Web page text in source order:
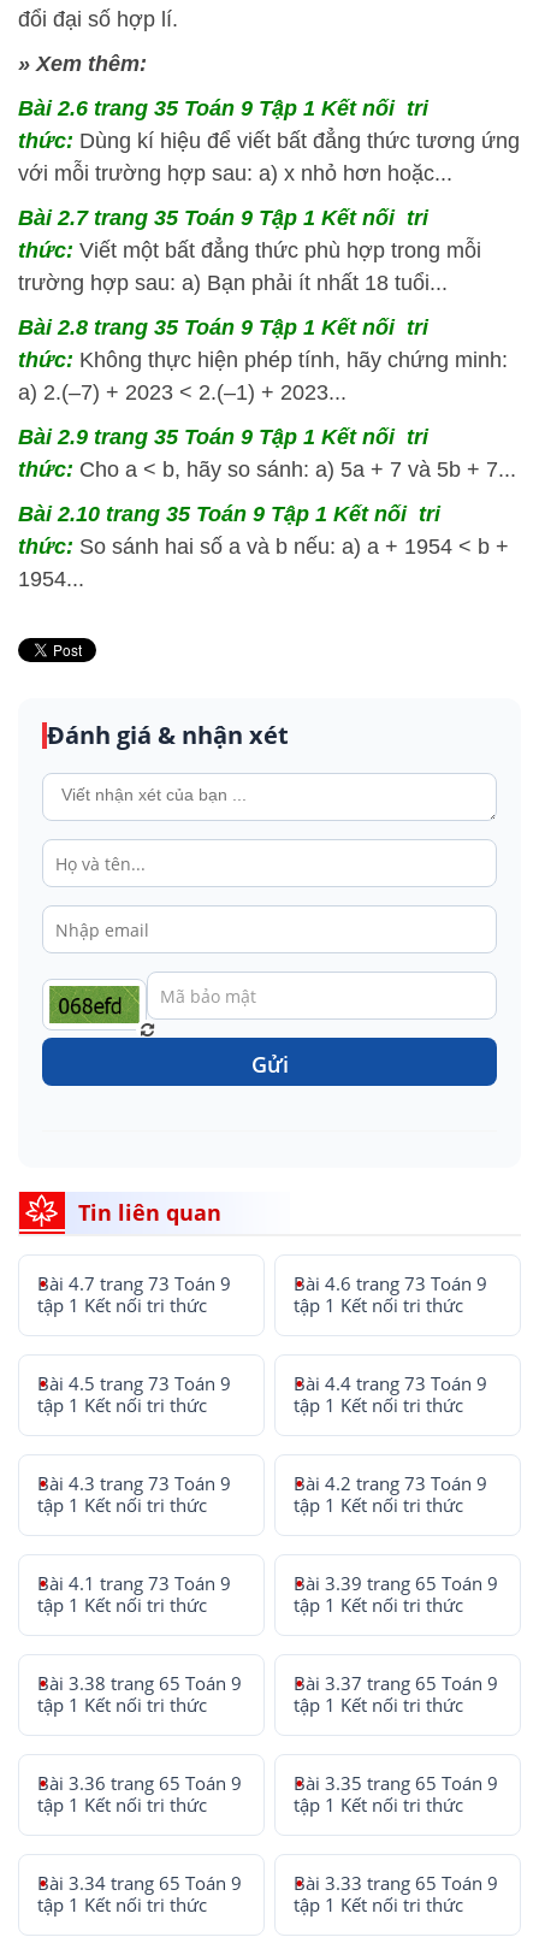
đổi đại số hợp lí.
» Xem thêm:
Bài 2.6 trang 35 Toán 9 Tập 1 Kết nối tri
thức: Dùng kí hiệu để viết bất đẳng thức tương ứng
với mỗi trường hợp sau: a) x nhỏ hơn hoặc...
Bài 2.7 trang 35 Toán 9 Tập 1 Kết nối tri
thức: Viết một bất đẳng thức phù hợp trong mỗi
trường hợp sau: a) Bạn phải ít nhất 18 tuổi...
Bài 2.8 trang 35 Toán 9 Tập 1 Kết nối tri
thức: Không thực hiện phép tính, hãy chứng minh:
a) 2.(–7) + 2023 < 2.(–1) + 2023...
Bài 2.9 trang 35 Toán 9 Tập 1 Kết nối tri
thức: Cho a < b, hãy so sánh: a) 5a + 7 và 5b + 7...
Bài 2.10 trang 35 Toán 9 Tập 1 Kết nối tri
thức: So sánh hai số a và b nếu: a) a + 1954 < b +
1954...
Đánh giá & nhận xét
Gửi
Tin liên quan
Bài 4.7 trang 73 Toán 9
tập 1 Kết nối tri thức
Bài 4.6 trang 73 Toán 9
tập 1 Kết nối tri thức
Bài 4.5 trang 73 Toán 9
tập 1 Kết nối tri thức
Bài 4.4 trang 73 Toán 9
tập 1 Kết nối tri thức
Bài 4.3 trang 73 Toán 9
tập 1 Kết nối tri thức
Bài 4.2 trang 73 Toán 9
tập 1 Kết nối tri thức
Bài 4.1 trang 73 Toán 9
tập 1 Kết nối tri thức
Bài 3.39 trang 65 Toán 9
tập 1 Kết nối tri thức
Bài 3.38 trang 65 Toán 9
tập 1 Kết nối tri thức
Bài 3.37 trang 65 Toán 9
tập 1 Kết nối tri thức
Bài 3.36 trang 65 Toán 9
tập 1 Kết nối tri thức
Bài 3.35 trang 65 Toán 9
tập 1 Kết nối tri thức
Bài 3.34 trang 65 Toán 9
tập 1 Kết nối tri thức
Bài 3.33 trang 65 Toán 9
tập 1 Kết nối tri thức